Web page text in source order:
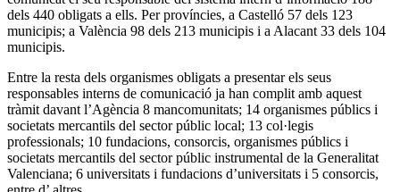
dels 440 obligats a ells. Per províncies, a Castelló 57 dels 123
municipis; a València 98 dels 213 municipis i a Alacant 33 dels 104
municipis.
Entre la resta dels organismes obligats a presentar els seus
responsables interns de comunicació ja han complit amb aquest
tràmit davant l’Agència 8 mancomunitats; 14 organismes públics i
societats mercantils del sector públic local; 13 col·legis
professionals; 10 fundacions, consorcis, organismes públics i
societats mercantils del sector públic instrumental de la Generalitat
Valenciana; 6 universitats i fundacions d’universitats i 5 consorcis,